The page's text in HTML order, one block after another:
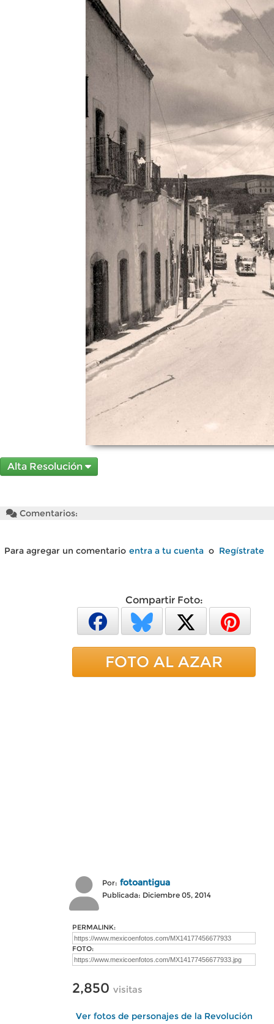
Alta Resolución
Comentarios:
Para agregar un comentario entra a tu cuenta o Regístrate
Compartir Foto:
FOTO AL AZAR
Por: fotoantigua
Publicada: Diciembre 05, 2014
PERMALINK:
FOTO:
2,850 visitas
Ver fotos de personajes de la Revolución